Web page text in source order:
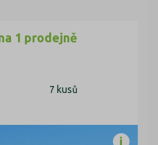
1 prodejně
7 kusů